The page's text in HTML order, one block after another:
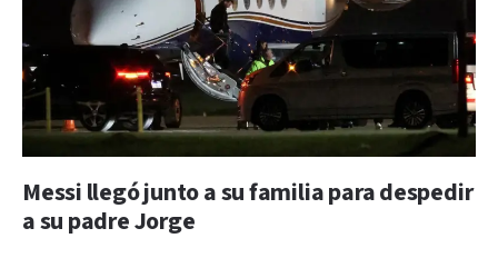
Messi llegó junto a su familia para despedir
a su padre Jorge